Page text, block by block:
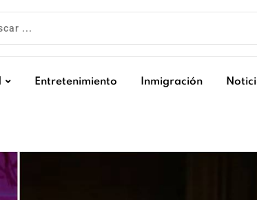
Entretenimiento Inmigración